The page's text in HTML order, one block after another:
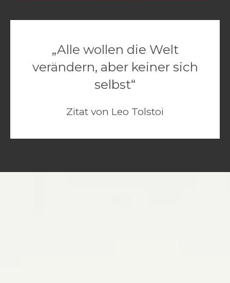
„Alle wollen die Welt
verändern, aber keiner sich
selbst“
Zitat von Leo Tolstoi